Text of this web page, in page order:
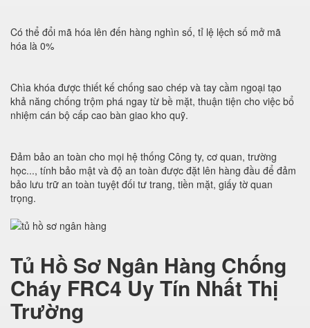
Có thể đổi mã hóa lên đến hàng nghìn số, tỉ lệ lệch số mở mã
hóa là 0%
Chìa khóa được thiết kế chống sao chép và tay cầm ngoại tạo
khả năng chống trộm phá ngay từ bề mặt, thuận tiện cho việc bổ
nhiệm cán bộ cấp cao bàn giao kho quỹ.
Đảm bảo an toàn cho mọi hệ thống Công ty, cơ quan, trường
học..., tính bảo mật và độ an toàn được đặt lên hàng đầu để đảm
bảo lưu trữ an toàn tuyệt đối tư trang, tiền mặt, giấy tờ quan
trọng.
Tủ Hồ Sơ Ngân Hàng Chống
Cháy FRC4 Uy Tín Nhất Thị
Trường